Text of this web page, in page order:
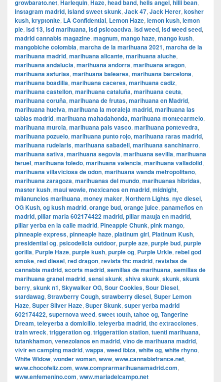
growbarato.net, Harlequin, Haze, head band, hells angel, hilli bean,
instagram madrid, island sweet skunk, Jack 47, Jack Herer, kosher
kush, kryptonite, LA Confidential, Lemon Haze, lemon kush, lemon
pie, lsd 13, lsd marihuana, lsd psicoactiva, lsd weed, lsd weed seed,
madrid cannabis magazine, magnum, mango haze, mango kush,
mangobiche colombia, marcha de la marihuana 2021, marcha de la
marihuana madrid, marihuana alicante, marihuana aluche,
marihuana andalucia, marihuana andorra, marihuana aragon,
marihuana asturias, marihuana baleares, marihuana barcelona,
marihuana boadilla, marihuana caceres, marihuana cadiz,
marihuana castellon, marihuana cataluña, marihuana ceuta,
marihuana coruña, marihuana de frutas, marihuana en Madrid,
marihuana huelva, marihuana la moraleja madrid, marihuana las
tablas madrid, marihuana mahadahonda, marihuana montecarmelo,
marihuana murcia, marihuana pais vasco, marihuana pontevedra,
marihuana pozuelo, marihuana punto rojo, marihuana raras madrid,
marihuana rudelaris, marihuana sabadell, marihuana sanchinarro,
marihuana sativa, marihuana segovia, marihuana sevilla, marihuana
teruel, marihuana toledo, marihuana valencia, marihuana valladolid,
marihuana villaviciosa de odon, marihuana wanda metropolitano,
marihuana zaragoza, marihuanas del mundo, marihuanas hibridas,
master kush, maui wowie, mexicanos en madrid, midnight,
milanuncios marihuana, money maker, Northern Lights, nyc diesel,
OG Kush, og kush madrid, orange bud, orange juice, panameños en
madrid, pillar maria 602174422 madrid, pillar matuja en madrid,
pillar yerba en la calle madrid, Pineapple Chunk, pink mango,
pinneaple express, pinneaple haze, platinum girl, Platinum Kush,
presidential og, psicodelicia outdoor, purple aze, purple bud, purple
gorilla, Purple Haze, purple kush, purple og, Purple Urkle, rebel god
smoke, red diesel, red dragon, revista thc madrid, revistas de
cannabis madrid, scorts madrid, semillas de marihuana, semillas de
marihuana granel madrid, sensi skunk, shiva skunk, skunk, skunk
berry, skunk n1, Skywalker OG, Sour Cookies, Sour Diesel,
stardawag, Strawberry Cough, strawberry diesel, Super Lemon
Haze, Super Silver Haze, Super Skunk, super yerba madrid
602174422, supernova weed, sweet touth, tahoe og, Tangerine
Dream, teleyerba a domicilio, teleyerba madrid, thc extracciones,
train wreck, triggeration og, triggerattion station, tuenti marihuana,
tutankhamon, venezolanos en madrid, vino de marihuana madrid,
vivir en camping madrid, wappa, weed ibiza, white og, white rhyno,
White Widow, wonder woman, www, www.cannabisfrance.net,
www.chocofeliz.com, www.comprarmarihuanamadrid.com,
www.enfemenino.com, www.mariadelcampo.net